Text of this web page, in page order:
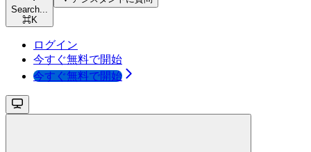
Search...
⌘K
ログイン
今すぐ無料で開始
今すぐ無料で開始